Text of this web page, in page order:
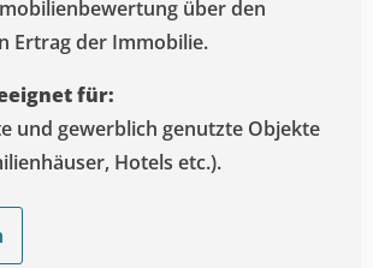
über den
Ertrag der Immobilie.
für:
und gewerblich genutzte Objekte
Hotels etc.).